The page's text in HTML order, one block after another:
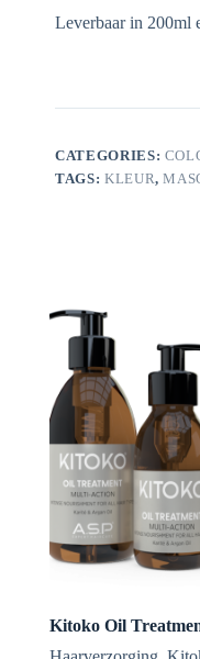
Leverbaar in 200ml
CATEGORIES:
TAGS: KLEUR,
Kitoko Oil